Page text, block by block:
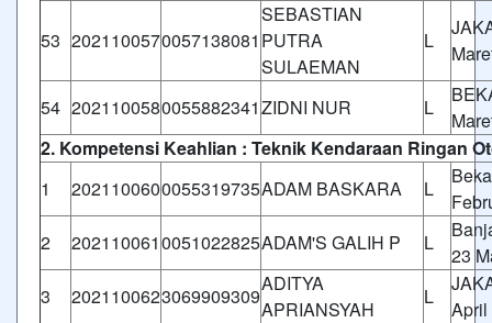
53 2021100570057138081
SEBASTIAN
PUTRA
SULAEMAN
L
54 2021100580055882341ZIDNI NUR L
2. Kompetensi Keahlian : Teknik Kendaraan Ringan
1
2021100600055319735ADAM BASKARA L
2
2021100610051022825ADAM'S GALIH P L
23
3
2021100623069909309
ADITYA
APRIANSYAH
L
April